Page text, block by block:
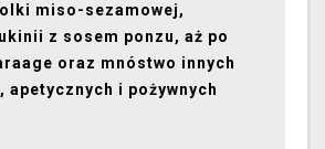
miso-sezamowej,
z sosem ponzu, aż po
oraz mnóstwo innych
apetycznych i pożywnych